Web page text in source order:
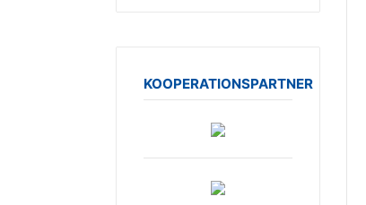
KOOPERATIONSPARTNER